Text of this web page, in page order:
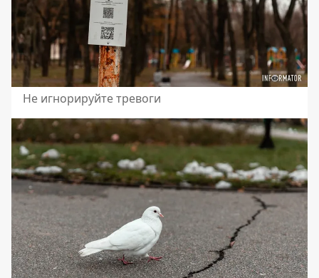
Не игнорируйте тревоги